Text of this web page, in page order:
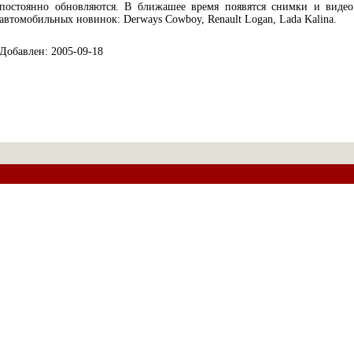
постоянно обновляются. В ближашее время появятся снимки и видео
автомобильных новинок: Derways Cowboy, Renault Logan, Lada Kalina.
Добавлен: 2005-09-18